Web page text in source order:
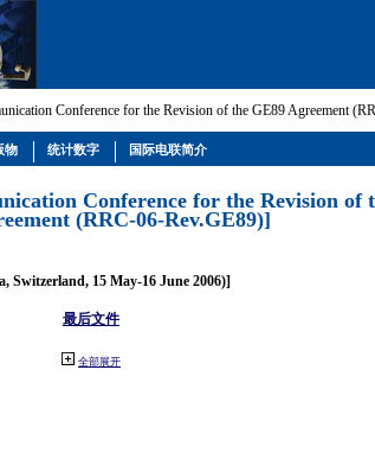
Conference for the Revision of the GE89 Agreement
Conference for the Revision of
(RRC-06-Rev.GE89)]
Switzerland, 15 May-16 June 2006)]
最后文件
全部展开
物 统计数字 国际电联简介